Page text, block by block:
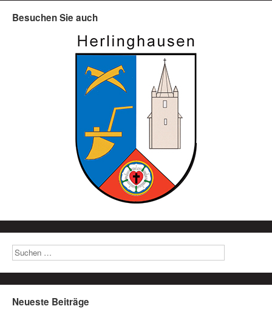
Besuchen Sie auch
Neueste Beiträge